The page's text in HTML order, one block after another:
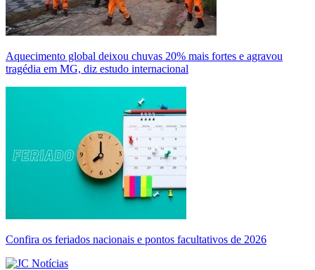
Aquecimento global deixou chuvas 20% mais fortes e agravou
tragédia em MG, diz estudo internacional
Confira os feriados nacionais e pontos facultativos de 2026